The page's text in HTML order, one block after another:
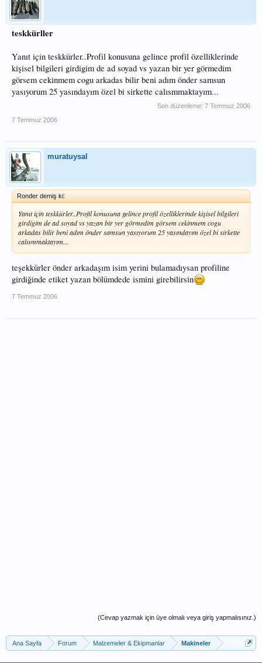
teskkürller
Yanıt için teskkürler..Profil konusuna gelince profil özelliklerinde
kişisel bilgileri girdigim de ad soyad vs yazan bir yer görmedim
görsem cekinmem cogu arkadas bilir beni adım önder samsun
yasıyorum 25 yasındayım özel bi sirkette calısmmaktayım...
Son düzenleme: 7 Temmuz 2006
7 Temmuz 2006
muratuysal
Ronder demiş ki:
Yanıt için teskkürler..Profil konusuna gelince profil özelliklerinde kişisel bilgileri
girdigim de ad soyad vs yazan bir yer görmedim görsem cekinmem cogu
arkadas bilir beni adım önder samsun yasıyorum 25 yasındayım özel bi sirkette
calısmmaktayım...
teşekkürler önder arkadaşım isim yerini bulamadıysan profiline
girdiğinde etiket yazan bölümdede ismini girebilirsin
7 Temmuz 2006
(Cevap yazmak için üye olmalı veya giriş yapmalısınız.)
Ana Sayfa Forum Malzemeler & Ekipmanlar Makineler